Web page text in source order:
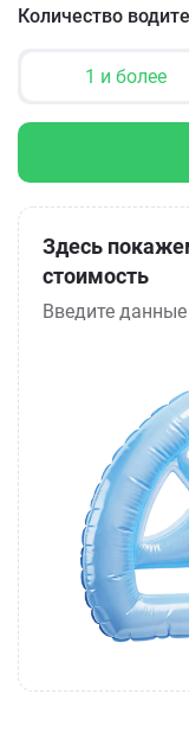
Количество
1 и более
Здесь
стоимость
Введите